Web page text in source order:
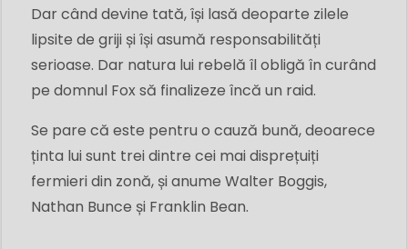
Dar când devine tată, își lasă deoparte zilele
lipsite de griji și își asumă responsabilități
serioase. Dar natura lui rebelă îl obligă în curând
pe domnul Fox să finalizeze încă un raid.
Se pare că este pentru o cauză bună, deoarece
ținta lui sunt trei dintre cei mai disprețuiți
fermieri din zonă, și anume Walter Boggis,
Nathan Bunce și Franklin Bean.